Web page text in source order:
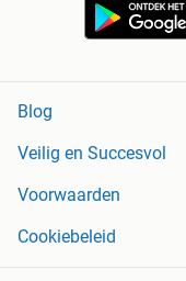
Blog
Veilig en Succesvol
Voorwaarden
Cookiebeleid